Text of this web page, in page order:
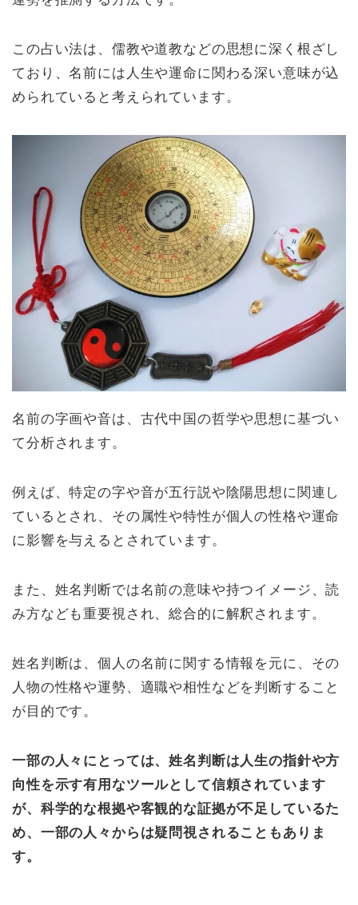
この占い法は、儒教や道教などの思想に深く根ざし
ており、名前には人生や運命に関わる深い意味が込
められていると考えられています。
名前の字画や音は、古代中国の哲学や思想に基づい
て分析されます。
例えば、特定の字や音が五行説や陰陽思想に関連し
ているとされ、その属性や特性が個人の性格や運命
に影響を与えるとされています。
また、姓名判断では名前の意味や持つイメージ、読
み方なども重要視され、総合的に解釈されます。
姓名判断は、個人の名前に関する情報を元に、その
人物の性格や運勢、適職や相性などを判断すること
が目的です。
一部の人々にとっては、姓名判断は人生の指針や方
向性を示す有用なツールとして信頼されています
が、科学的な根拠や客観的な証拠が不足しているた
め、一部の人々からは疑問視されることもありま
す。